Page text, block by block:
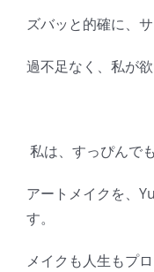
ズバッと的確に、
過不足なく、私が
私は、すっぴんで
アートメイクを、
す。
メイクも人生もプ